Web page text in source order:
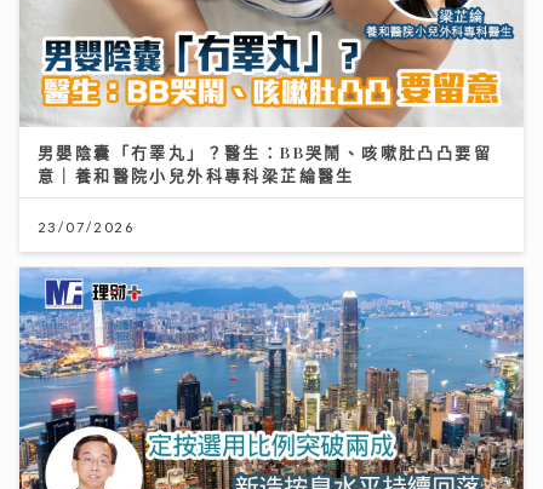
男嬰陰囊「冇睪丸」？醫生：BB哭鬧、咳嗽肚凸凸要留
意｜養和醫院小兒外科專科梁芷綸醫生
23/07/2026